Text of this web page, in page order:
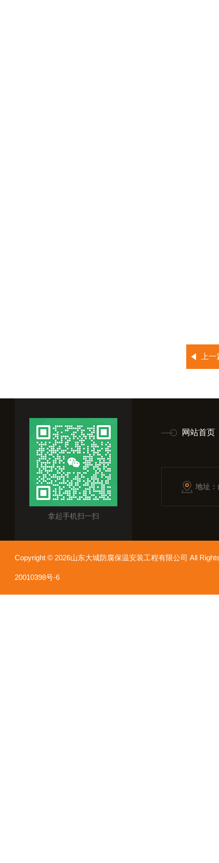
上
拿起手机扫一扫
网站首页
地址
Copyright © 2026山东大城防腐保温安装工程有限公司 All
20010398号-6